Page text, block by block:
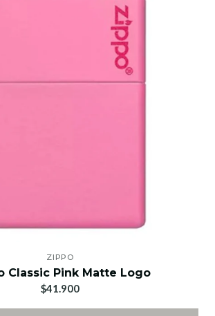
ZIPPO
Classic Pink Matte Logo
$41.900